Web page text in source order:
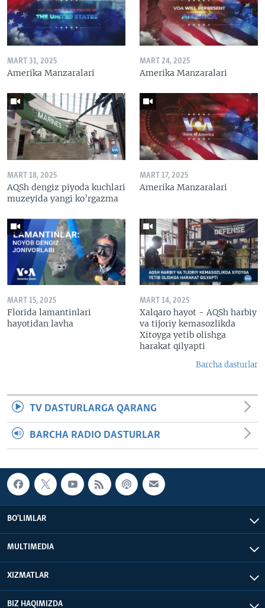
MART 31, 2025
Amerika Manzaralari
MART 24, 2025
Amerika Manzaralari
MART 18, 2025
AQSh dengiz piyoda kuchlari
muzeyida yangi ko’rgazma
MART 17, 2025
Amerika Manzaralari
MART 15, 2025
Florida lamantinlari
hayotidan lavha
MART 14, 2025
Xalqaro hayot - AQSh harbiy
va tijoriy kemasozlikda
Xitoyga yetib olishga
harakat qilyapti
Barcha dasturlar
TV DASTURLARGA QARANG
BARCHA RADIO DASTURLAR
BO'LIMLAR
MULTIMEDIA
XIZMATLAR
BIZ HAQIMIZDA